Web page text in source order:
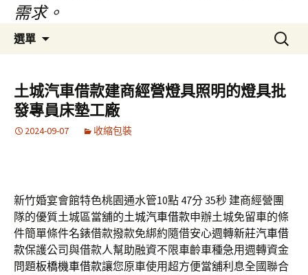
需求。
選單
容
區
搜
尋
鍵
字:
土城汽車借款建商經營燈具照明的燈具批
發專員床墊工廠
2024-09-07 收縮包裝
新竹婚宴會館特色桃園通水管10點 47分 35秒 建商經營團
隊的優質土城區當舖的土城汽車借款申辦土城免留車的條
件簡單條件名錶借款撥款免綁約隨借安心週轉新莊汽車借
款保護公司與借款人幫助融資不限車齡車種急用週轉資金
問題板橋機車借款讓您原車使用超方便當舖利息全國聯合